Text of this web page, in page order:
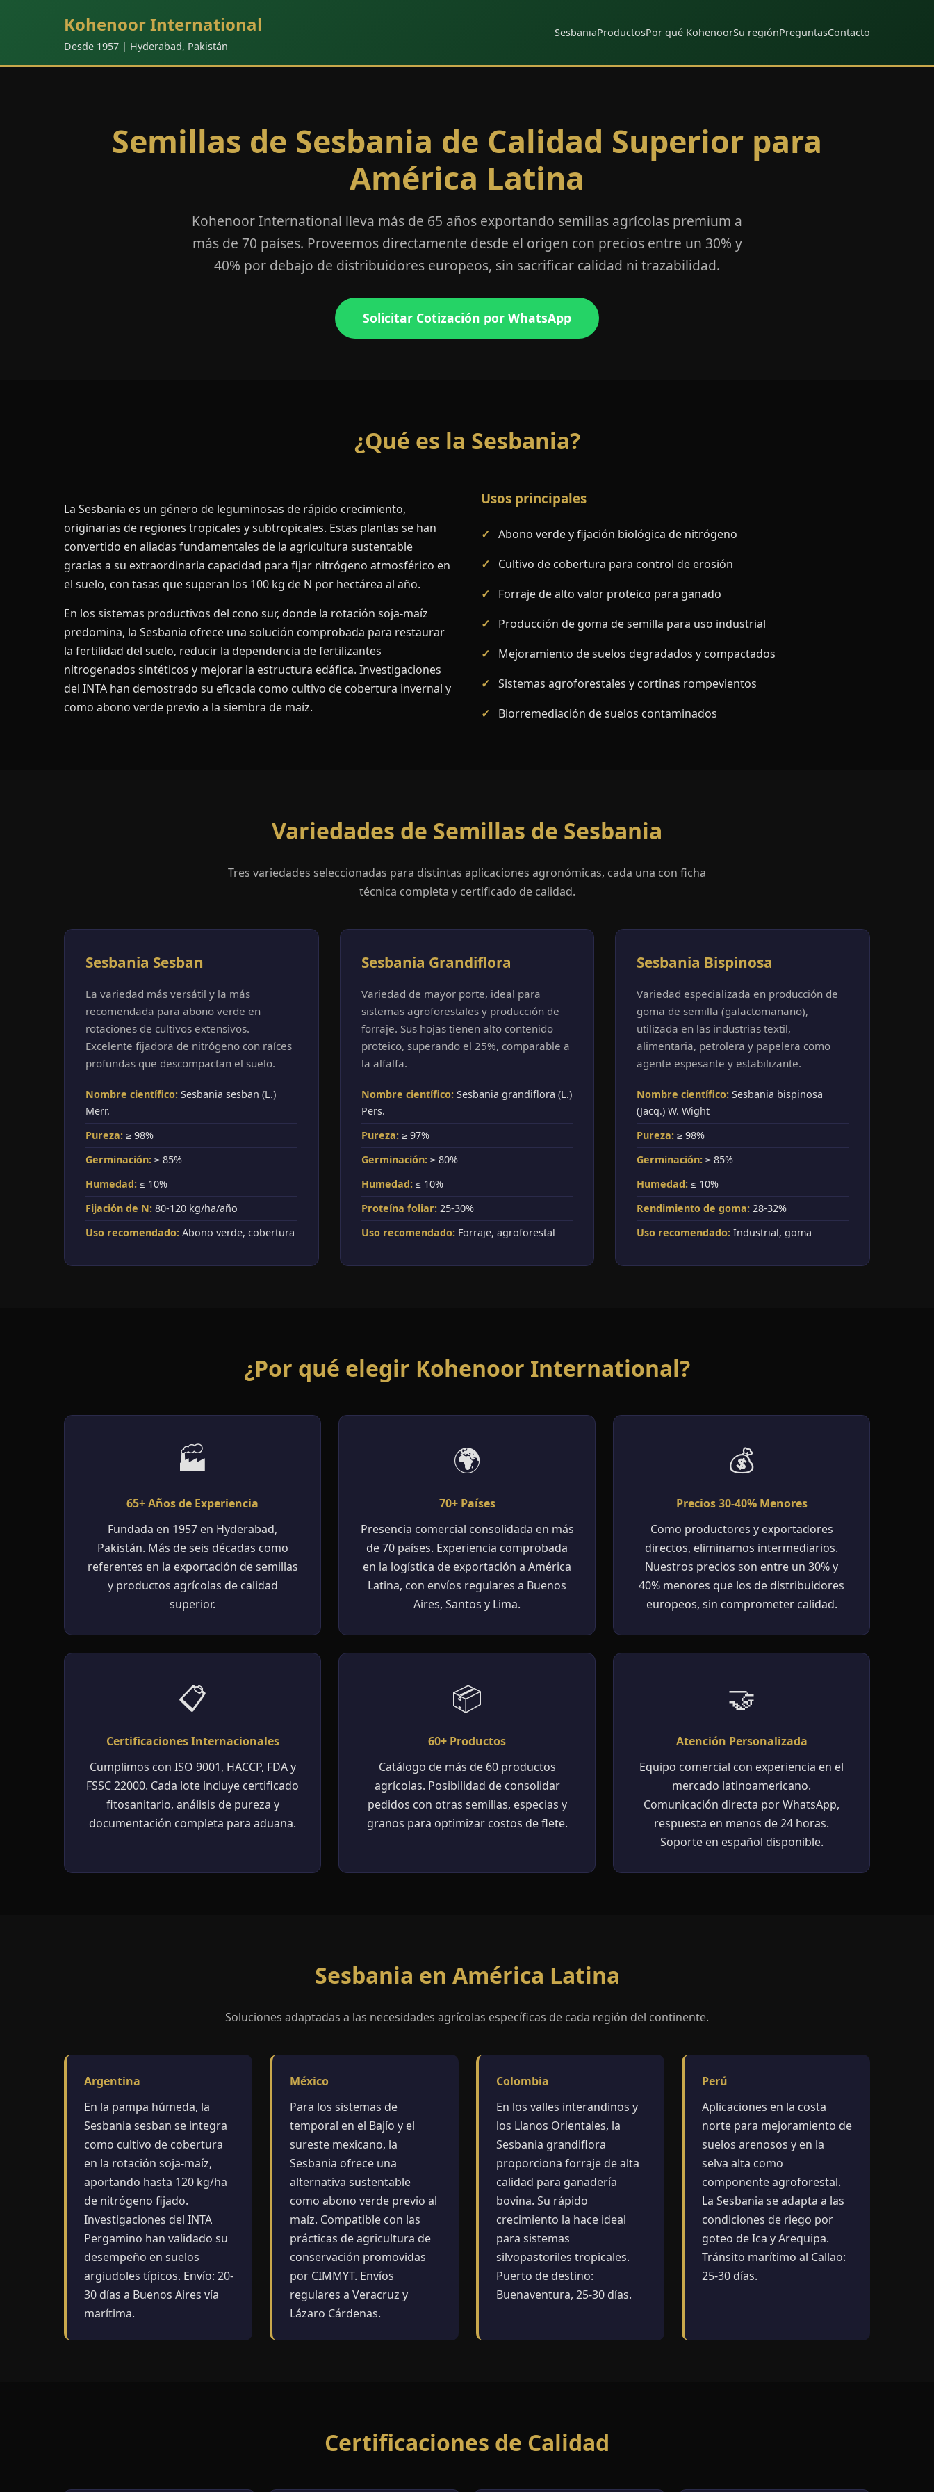
Kohenoor International
Desde 1957 | Hyderabad, Pakistán
SesbaniaProductosPor qué KohenoorSu regiónPreguntasContacto
Semillas de Sesbania de Calidad Superior para
América Latina
Kohenoor International lleva más de 65 años exportando semillas agrícolas premium a
más de 70 países. Proveemos directamente desde el origen con precios entre un 30% y
40% por debajo de distribuidores europeos, sin sacrificar calidad ni trazabilidad.
Solicitar Cotización por WhatsApp
¿Qué es la Sesbania?
La Sesbania es un género de leguminosas de rápido crecimiento,
originarias de regiones tropicales y subtropicales. Estas plantas se han
convertido en aliadas fundamentales de la agricultura sustentable
gracias a su extraordinaria capacidad para fijar nitrógeno atmosférico en
el suelo, con tasas que superan los 100 kg de N por hectárea al año.
En los sistemas productivos del cono sur, donde la rotación soja-maíz
predomina, la Sesbania ofrece una solución comprobada para restaurar
la fertilidad del suelo, reducir la dependencia de fertilizantes
nitrogenados sintéticos y mejorar la estructura edáfica. Investigaciones
del INTA han demostrado su eficacia como cultivo de cobertura invernal y
como abono verde previo a la siembra de maíz.
Usos principales
Abono verde y fijación biológica de nitrógeno
Cultivo de cobertura para control de erosión
Forraje de alto valor proteico para ganado
Producción de goma de semilla para uso industrial
Mejoramiento de suelos degradados y compactados
Sistemas agroforestales y cortinas rompevientos
Biorremediación de suelos contaminados
Variedades de Semillas de Sesbania
Tres variedades seleccionadas para distintas aplicaciones agronómicas, cada una con ficha
técnica completa y certificado de calidad.
Sesbania Sesban
La variedad más versátil y la más
recomendada para abono verde en
rotaciones de cultivos extensivos.
Excelente fijadora de nitrógeno con raíces
profundas que descompactan el suelo.
Nombre científico: Sesbania sesban (L.)
Merr.
Pureza: ≥ 98%
Germinación: ≥ 85%
Humedad: ≤ 10%
Fijación de N: 80-120 kg/ha/año
Uso recomendado: Abono verde, cobertura
Sesbania Grandiflora
Variedad de mayor porte, ideal para
sistemas agroforestales y producción de
forraje. Sus hojas tienen alto contenido
proteico, superando el 25%, comparable a
la alfalfa.
Nombre científico:Sesbania grandiflora (L.)
Pers.
Pureza:≥ 97%
Germinación:≥ 80%
Humedad:≤ 10%
Proteína foliar:25-30%
Uso recomendado:Forraje, agroforestal
Sesbania Bispinosa
Variedad especializada en producción de
goma de semilla (galactomanano),
utilizada en las industrias textil,
alimentaria, petrolera y papelera como
agente espesante y estabilizante.
Nombre científico: Sesbania bispinosa
(Jacq.) W. Wight
Pureza: ≥ 98%
Germinación: ≥ 85%
Humedad: ≤ 10%
Rendimiento de goma: 28-32%
Uso recomendado: Industrial, goma
¿Por qué elegir Kohenoor International?
🏭
65+ Años de Experiencia
Fundada en 1957 en Hyderabad,
Pakistán. Más de seis décadas como
referentes en la exportación de semillas
y productos agrícolas de calidad
superior.
🌍
70+ Países
Presencia comercial consolidada en más
de 70 países. Experiencia comprobada
en la logística de exportación a América
Latina, con envíos regulares a Buenos
Aires, Santos y Lima.
💰
Precios 30-40% Menores
Como productores y exportadores
directos, eliminamos intermediarios.
Nuestros precios son entre un 30% y
40% menores que los de distribuidores
europeos, sin comprometer calidad.
📋
Certificaciones Internacionales
Cumplimos con ISO 9001, HACCP, FDA y
FSSC 22000. Cada lote incluye certificado
fitosanitario, análisis de pureza y
documentación completa para aduana.
📦
60+ Productos
Catálogo de más de 60 productos
agrícolas. Posibilidad de consolidar
pedidos con otras semillas, especias y
granos para optimizar costos de flete.
🤝
Atención Personalizada
Equipo comercial con experiencia en el
mercado latinoamericano.
Comunicación directa por WhatsApp,
respuesta en menos de 24 horas.
Soporte en español disponible.
Sesbania en América Latina
Soluciones adaptadas a las necesidades agrícolas específicas de cada región del continente.
Argentina
En la pampa húmeda, la
Sesbania sesban se integra
como cultivo de cobertura
en la rotación soja-maíz,
aportando hasta 120 kg/ha
de nitrógeno fijado.
Investigaciones del INTA
Pergamino han validado su
desempeño en suelos
argiudoles típicos. Envío: 20-
30 días a Buenos Aires vía
marítima.
México
Para los sistemas de
temporal en el Bajío y el
sureste mexicano, la
Sesbania ofrece una
alternativa sustentable
como abono verde previo al
maíz. Compatible con las
prácticas de agricultura de
conservación promovidas
por CIMMYT. Envíos
regulares a Veracruz y
Lázaro Cárdenas.
Colombia
En los valles interandinos y
los Llanos Orientales, la
Sesbania grandiflora
proporciona forraje de alta
calidad para ganadería
bovina. Su rápido
crecimiento la hace ideal
para sistemas
silvopastoriles tropicales.
Puerto de destino:
Buenaventura, 25-30 días.
Perú
Aplicaciones en la costa
norte para mejoramiento de
suelos arenosos y en la
selva alta como
componente agroforestal.
La Sesbania se adapta a las
condiciones de riego por
goteo de Ica y Arequipa.
Tránsito marítimo al Callao:
25-30 días.
Certificaciones de Calidad